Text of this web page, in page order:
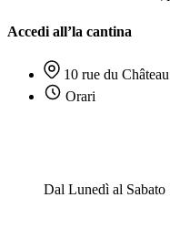
Accedi all’la cantina
10 rue du
Orari
Dal Lunedì al Sabato